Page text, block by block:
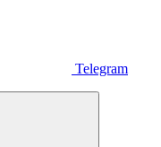
Telegram